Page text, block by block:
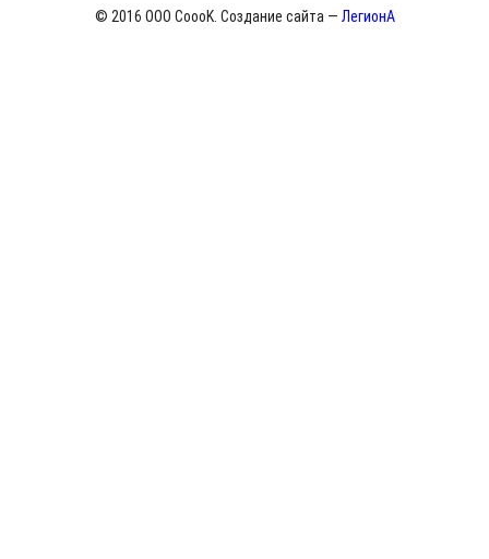
© 2016 ООО CoooK. Создание сайта — ЛегионА